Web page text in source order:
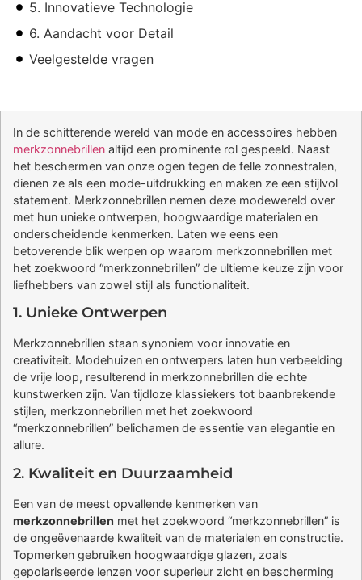
5. Innovatieve Technologie
6. Aandacht voor Detail
Veelgestelde vragen
In de schitterende wereld van mode en accessoires hebben
merkzonnebrillen altijd een prominente rol gespeeld. Naast
het beschermen van onze ogen tegen de felle zonnestralen,
dienen ze als een mode-uitdrukking en maken ze een stijlvol
statement. Merkzonnebrillen nemen deze modewereld over
met hun unieke ontwerpen, hoogwaardige materialen en
onderscheidende kenmerken. Laten we eens een
betoverende blik werpen op waarom merkzonnebrillen met
het zoekwoord “merkzonnebrillen” de ultieme keuze zijn voor
liefhebbers van zowel stijl als functionaliteit.
1. Unieke Ontwerpen
Merkzonnebrillen staan synoniem voor innovatie en
creativiteit. Modehuizen en ontwerpers laten hun verbeelding
de vrije loop, resulterend in merkzonnebrillen die echte
kunstwerken zijn. Van tijdloze klassiekers tot baanbrekende
stijlen, merkzonnebrillen met het zoekwoord
“merkzonnebrillen” belichamen de essentie van elegantie en
allure.
2. Kwaliteit en Duurzaamheid
Een van de meest opvallende kenmerken van
merkzonnebrillen met het zoekwoord “merkzonnebrillen” is
de ongeëvenaarde kwaliteit van de materialen en constructie.
Topmerken gebruiken hoogwaardige glazen, zoals
gepolariseerde lenzen voor superieur zicht en bescherming